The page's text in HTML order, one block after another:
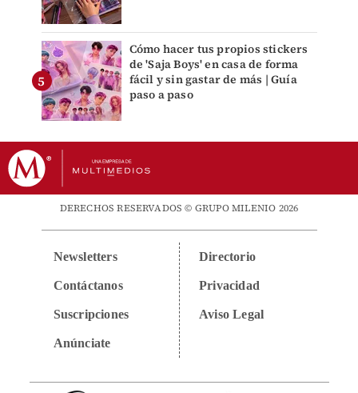
Cómo hacer tus propios stickers
de 'Saja Boys' en casa de forma
fácil y sin gastar de más | Guía
paso a paso
DERECHOS RESERVADOS © GRUPO MILENIO 2026
Newsletters
Contáctanos
Suscripciones
Anúnciate
Directorio
Privacidad
Aviso Legal